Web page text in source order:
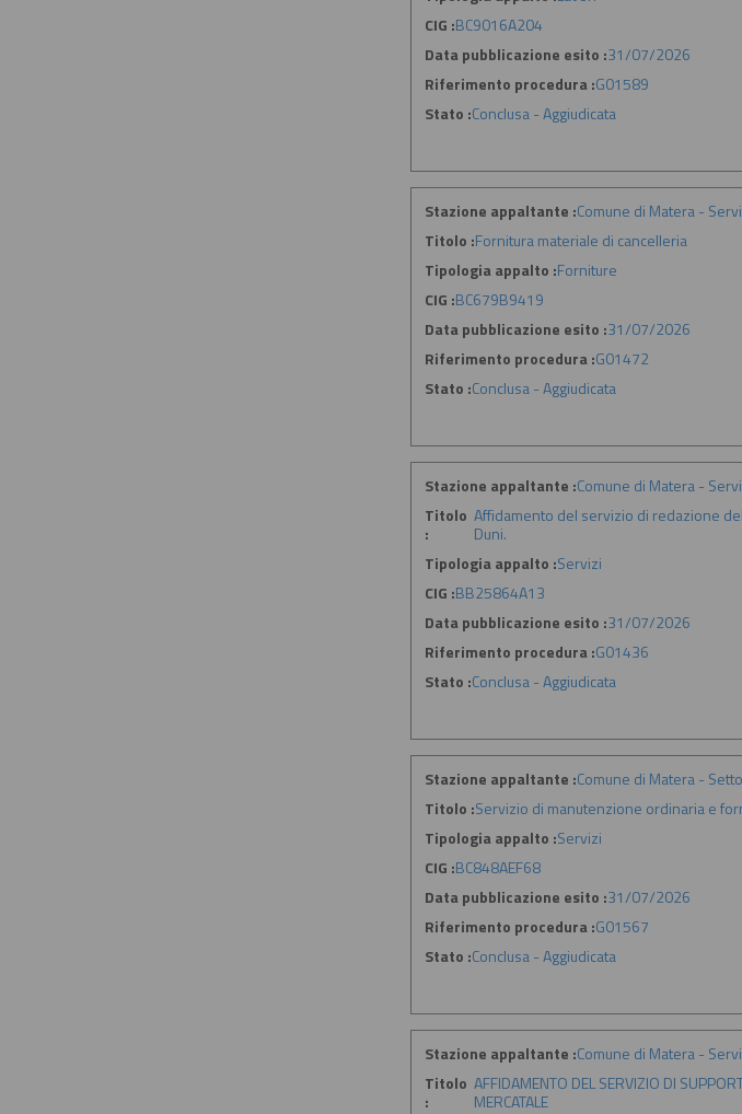
CIG :BC9016A204
Data pubblicazione esito :31/07/2026
Riferimento procedura :G01589
Stato :Conclusa - Aggiudicata
Stazione appaltante :Comune di Matera -
Titolo :Fornitura materiale di cancelleria
Tipologia appalto :Forniture
CIG :BC679B9419
Data pubblicazione esito :31/07/2026
Riferimento procedura :G01472
Stato :Conclusa - Aggiudicata
Stazione appaltante :Comune di Matera -
Titolo
:
Affidamento del servizio di redazione
Duni.
Tipologia appalto :Servizi
CIG :BB25864A13
Data pubblicazione esito :31/07/2026
Riferimento procedura :G01436
Stato :Conclusa - Aggiudicata
Stazione appaltante :Comune di Matera -
Titolo :Servizio di manutenzione ordinaria e
Tipologia appalto :Servizi
CIG :BC848AEF68
Data pubblicazione esito :31/07/2026
Riferimento procedura :G01567
Stato :Conclusa - Aggiudicata
Stazione appaltante :Comune di Matera -
Titolo
:
AFFIDAMENTO DEL SERVIZIO DI
MERCATALE